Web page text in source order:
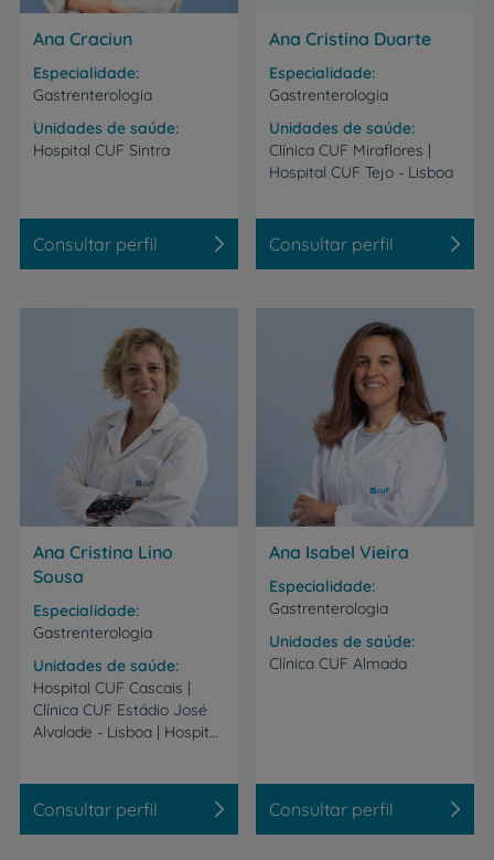
Ana Craciun
Especialidade
Gastrenterologia
Unidades de saúde
Hospital CUF Sintra
Consultar perfil
Ana Cristina Duarte
Especialidade
Gastrenterologia
Unidades de saúde
Clínica CUF Miraflores |
Hospital CUF Tejo - Lisboa
Consultar perfil
Ana Cristina Lino
Sousa
Especialidade
Gastrenterologia
Unidades de saúde
Hospital CUF Cascais |
Clínica CUF Estádio José
Alvalade - Lisboa | Hospital CUF Sintra
Consultar perfil
Ana Isabel Vieira
Especialidade
Gastrenterologia
Unidades de saúde
Clínica CUF Almada
Consultar perfil